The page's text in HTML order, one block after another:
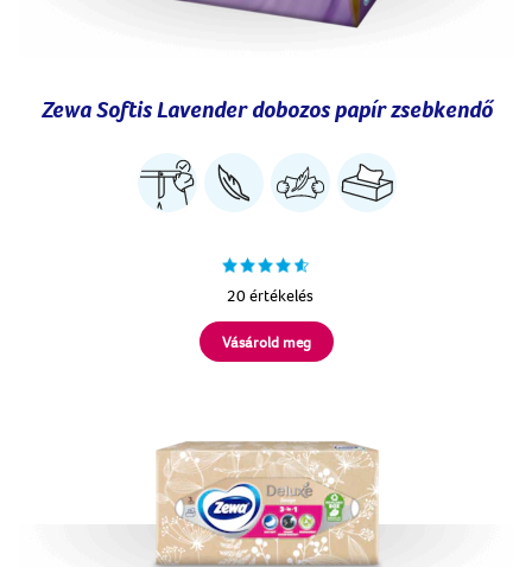
Zewa Softis Lavender dobozos papír zsebkendő
20 értékelés
Vásárold meg